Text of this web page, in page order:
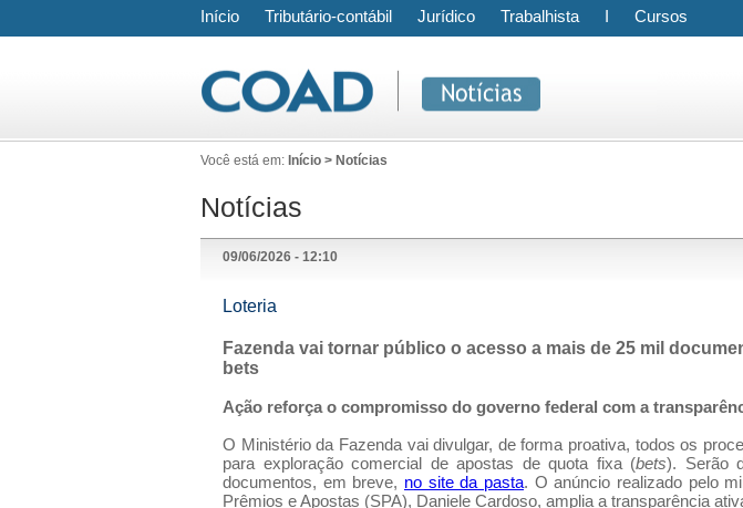
Início Tributário-contábil Jurídico Trabalhista I Cursos
Você está em: Início > Notícias
Notícias
09/06/2026 - 12:10
Loteria
Fazenda vai tornar público o acesso a mais de 25 mil
bets
Ação reforça o compromisso do governo federal com a
O Ministério da Fazenda vai divulgar, de forma proativa, todos os
para exploração comercial de apostas de quota fixa (bets). Serão
documentos, em breve, no site da pasta. O anúncio realizado pelo
Prêmios e Apostas (SPA), Daniele Cardoso, amplia a transparência